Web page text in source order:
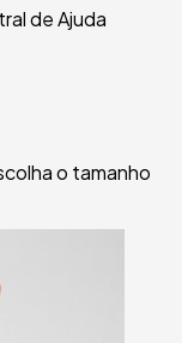
de Ajuda
o tamanho